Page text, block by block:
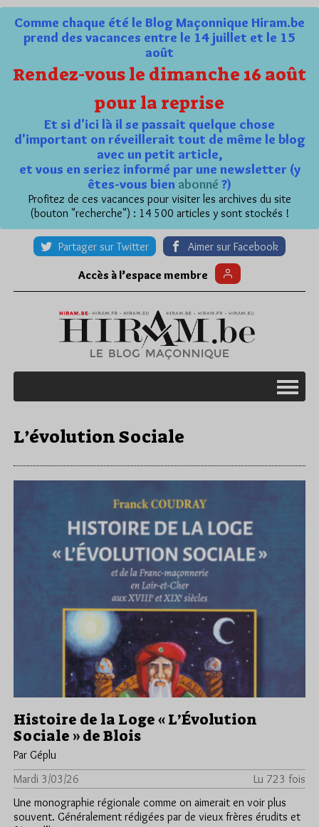
Comme chaque été le Blog Maçonnique Hiram.be
prend des vacances entre le 14 juillet et le 15
août
Rendez-vous le dimanche 16 août
pour la reprise
Et si d'ici là il se passait quelque chose
d'important on réveillerait tout de même le blog
avec un petit article,
et vous en seriez informé par une newsletter (y
êtes-vous bien abonné ?)
Profitez de ces vacances pour visiter les archives du site
(bouton "recherche") : 14 500 articles y sont stockés !
Partager sur Twitter Aimer sur Facebook
Accès à l’espace membre
L’évolution Sociale
Histoire de la Loge « L’Évolution
Sociale » de Blois
Par Géplu
Mardi 3/03/26
Lu 723 fois
Une monographie régionale comme on aimerait en voir plus
souvent. Généralement rédigées par de vieux frères érudits et